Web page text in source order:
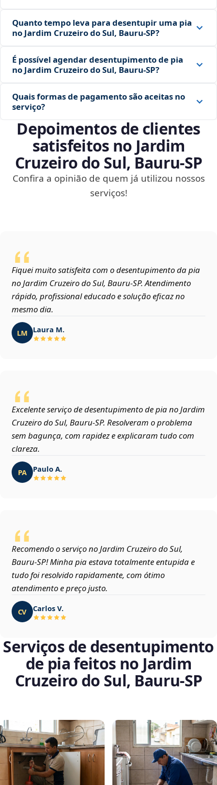
Quanto tempo leva para desentupir uma pia
no Jardim Cruzeiro do Sul, Bauru‑SP?
É possível agendar desentupimento de pia
no Jardim Cruzeiro do Sul, Bauru‑SP?
Quais formas de pagamento são aceitas no
serviço?
Depoimentos de clientes
satisfeitos no Jardim
Cruzeiro do Sul, Bauru‑SP
Confira a opinião de quem já utilizou nossos
serviços!
Fiquei muito satisfeita com o desentupimento da pia
no Jardim Cruzeiro do Sul, Bauru‑SP. Atendimento
rápido, profissional educado e solução eficaz no
mesmo dia.
LM Laura M.
Excelente serviço de desentupimento de pia no Jardim
Cruzeiro do Sul, Bauru‑SP. Resolveram o problema
sem bagunça, com rapidez e explicaram tudo com
clareza.
PA Paulo A.
Recomendo o serviço no Jardim Cruzeiro do Sul,
Bauru‑SP! Minha pia estava totalmente entupida e
tudo foi resolvido rapidamente, com ótimo
atendimento e preço justo.
CV Carlos V.
Serviços de desentupimento
de pia feitos no Jardim
Cruzeiro do Sul, Bauru‑SP